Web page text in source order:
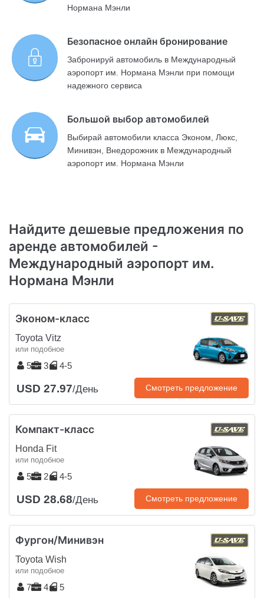
Нормана Мэнли
Безопасное онлайн бронирование
Забронируй автомобиль в Международный
аэропорт им. Нормана Мэнли при помощи
надежного сервиса
Большой выбор автомобилей
Выбирай автомобили класса Эконом, Люкс,
Минивэн, Внедорожник в Международный
аэропорт им. Нормана Мэнли
Найдите дешевые предложения по
аренде автомобилей -
Международный аэропорт им.
Нормана Мэнли
Эконом-класс
Toyota Vitz
или подобное
5 3 4-5
USD 27.97/День Смотреть предложение
Компакт-класс
Honda Fit
или подобное
5 2 4-5
USD 28.68/День Смотреть предложение
Фургон/Минивэн
Toyota Wish
или подобное
7 4 5